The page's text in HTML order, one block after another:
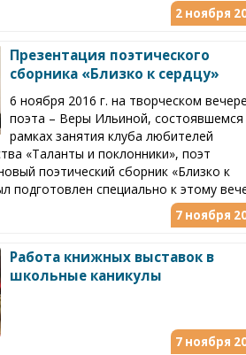
2 ноября
Презентация поэтического
сборника «Близко к сердцу»
6 ноября 2016 г. на творческом
поэта – Веры Ильиной, состоявшемся
рамках занятия клуба любителей
«Таланты и поклонники», поэт
поэтический сборник «Близко к
подготовлен специально к этому
7 ноября
Работа книжных выставок в
школьные каникулы
7 ноября